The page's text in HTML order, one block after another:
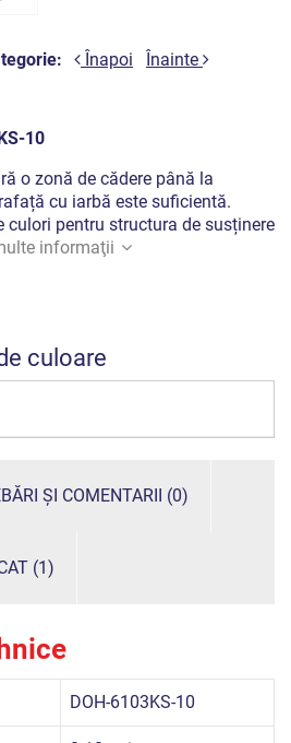
Înapoi Înainte
10
o zonă de cădere până la
cu iarbă este suficientă.
culori pentru structura de susținere
informaţii
culoare
ȘI COMENTARII (0)
(1)
DOH-6103KS-10